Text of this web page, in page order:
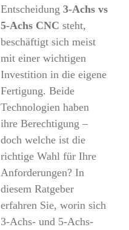
Entscheidung 3-Achs vs
5-Achs CNC steht,
beschäftigt sich meist
mit einer wichtigen
Investition in die eigene
Fertigung. Beide
Technologien haben
ihre Berechtigung –
doch welche ist die
richtige Wahl für Ihre
Anforderungen? In
diesem Ratgeber
erfahren Sie, worin sich
3-Achs- und 5-Achs-